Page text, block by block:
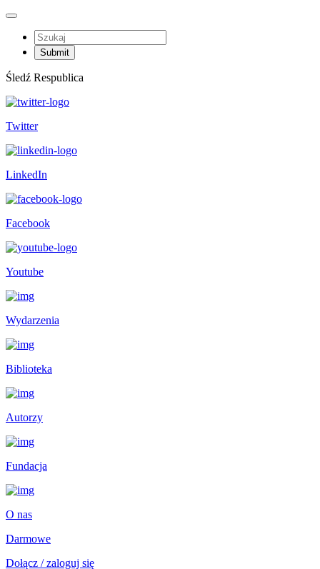
Śledź Respublica
Twitter
LinkedIn
Facebook
Youtube
Wydarzenia
Biblioteka
Autorzy
Fundacja
O nas
Darmowe
Dołącz / zaloguj się